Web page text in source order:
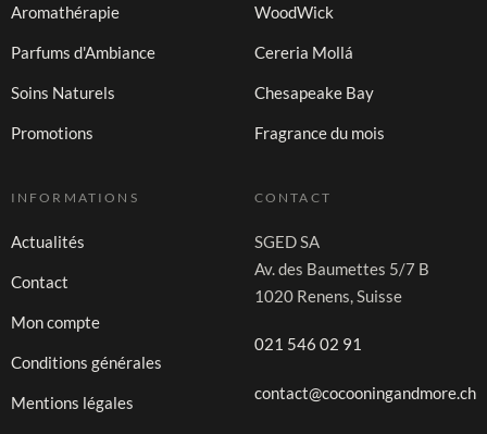
Aromathérapie
Parfums d'Ambiance
Soins Naturels
Promotions
WoodWick
Cereria Mollá
Chesapeake Bay
Fragrance du mois
INFORMATIONS
Actualités
Contact
Mon compte
Conditions générales
Mentions légales
CONTACT
SGED SA
Av. des Baumettes 5/7 B
1020 Renens, Suisse
021 546 02 91
contact@cocooningandmore.ch